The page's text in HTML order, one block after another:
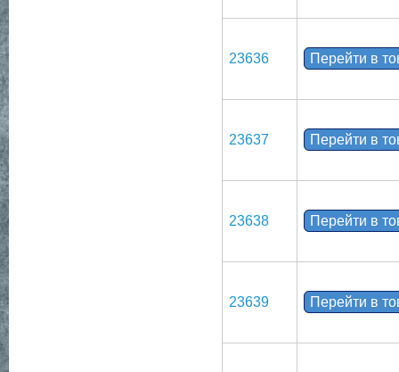
23636 Перейти в
23637 Перейти в
23638 Перейти в
23639 Перейти в